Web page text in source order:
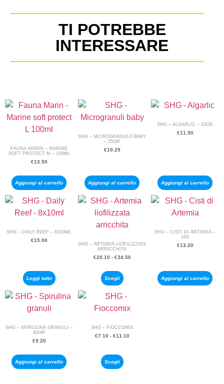
TI POTREBBE
INTERESSARE
FAUNA MARIN – MARINE
SOFT PROTECT M – 100ML
€13.50
Aggiungi al carrello
SHG – MICROGRANULO BABY
– 25GR
€10.29
Aggiungi al carrello
SHG – ALGARLIC – 10GR
€11.50
Aggiungi al carrello
SHG – DAILY REEF – 8X10ML
€15.00
Leggi tutto
SHG – ARTEMIA LIOFILIZZATA
ARRICCHITA
€20.10 - €34.50
Scegli
SHG – CISTI DI ARTEMIA –
10G
€13.20
Aggiungi al carrello
SHG – SPIRULINA GRANULI –
40GR
€9.20
Aggiungi al carrello
SHG – FIOCCOMIX
€7.10 - €11.10
Scegli